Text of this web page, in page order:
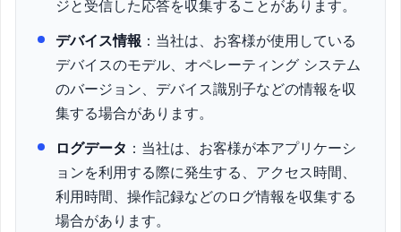
ジと受信した応答を収集することがあります。
デバイス情報 ：当社は、お客様が使用している
デバイスのモデル、オペレーティング システム
のバージョン、デバイス識別子などの情報を収
集する場合があります。
ログデータ ：当社は、お客様が本アプリケーシ
ョンを利用する際に発生する、アクセス時間、
利用時間、操作記録などのログ情報を収集する
場合があります。